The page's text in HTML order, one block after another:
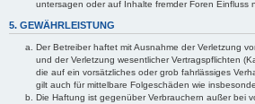
untersagen oder auf Inhalte fremder Foren Einfluss
5. GEWÄHRLEISTUNG
Der Betreiber haftet mit Ausnahme der Verletzung
und der Verletzung wesentlicher Vertragspflichten
die auf ein vorsätzliches oder grob fahrlässiges
gilt auch für mittelbare Folgeschäden wie
Die Haftung ist gegenüber Verbrauchern außer bei